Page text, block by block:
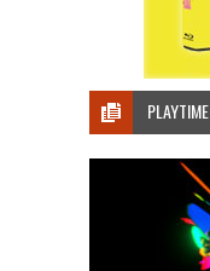
PLAYTIME